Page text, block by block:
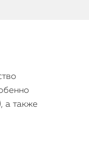
а также